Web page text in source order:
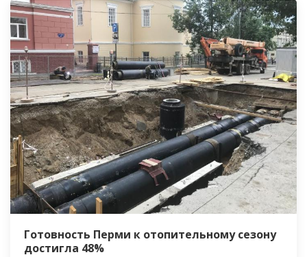
Готовность Перми к отопительному сезону
достигла 48%